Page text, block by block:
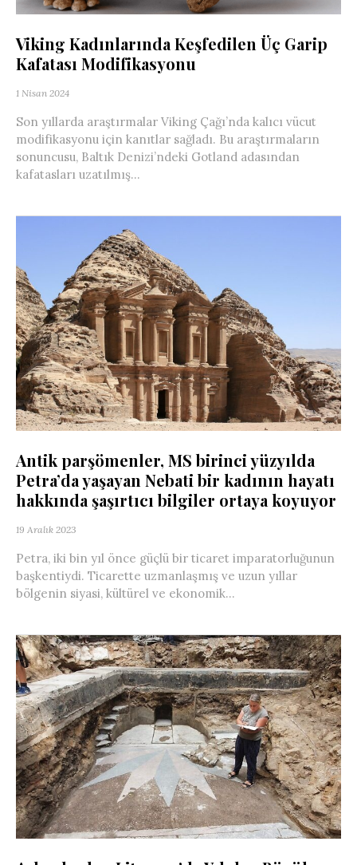
Viking Kadınlarında Keşfedilen Üç Garip
Kafatası Modifikasyonu
1 Nisan 2024
Son yıllarda araştırmalar Viking Çağı’nda kalıcı vücut
modifikasyonu için kanıtlar sağladı. Bu araştırmaların
sonuncusu, Baltık Denizi’ndeki Gotland adasından
kafatasları uzatılmış...
Antik parşömenler, MS birinci yüzyılda
Petra’da yaşayan Nebati bir kadının hayatı
hakkında şaşırtıcı bilgiler ortaya koyuyor
19 Aralık 2023
Petra, iki bin yıl önce güçlü bir ticaret imparatorluğunun
başkentiydi. Ticarette uzmanlaşmış ve uzun yıllar
bölgenin siyasi, kültürel ve ekonomik...